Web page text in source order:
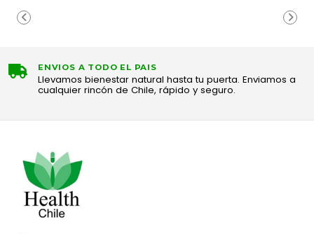
ENVIOS A TODO EL PAIS
Llevamos bienestar natural hasta tu puerta. Enviamos a
cualquier rincón de Chile, rápido y seguro.